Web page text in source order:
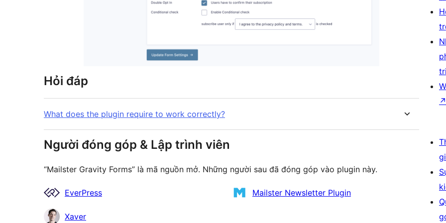
Hỏi đáp
What does the plugin require to work correctly?
Người đóng góp & Lập trình viên
“Mailster Gravity Forms” là mã nguồn mở. Những người sau đã đóng góp vào plugin này.
Những
người
EverPress Mailster Newsletter Plugin
Xaver
↗